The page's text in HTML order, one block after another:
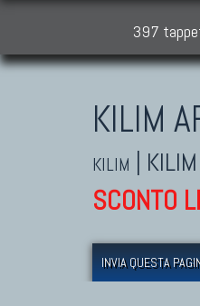
397
KILIM
KILIM
SCONTO
INVIA QUESTA